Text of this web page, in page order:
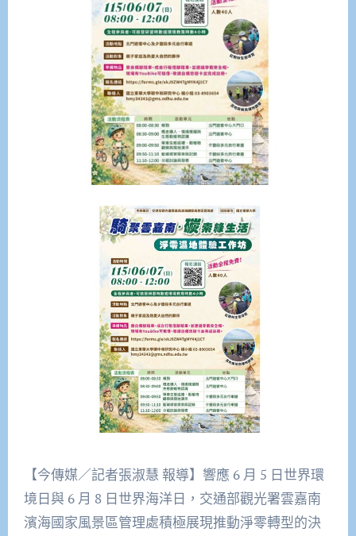
【今傳媒／記者張淑慧 報導】響應 6 月 5 日世界環
境日與 6 月 8 日世界海洋日，交通部觀光署雲嘉南
濱海國家風景區管理處積極展現推動淨零轉型的決